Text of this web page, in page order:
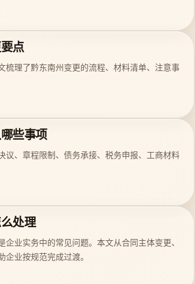
点
梳理了黔东南州变更的流程、材料清单、注意事
些事项
议、章程限制、债务承接、税务申报、工商材料
处理
业实务中的常见问题。本文从合同主体变更、
业按规范完成过渡。